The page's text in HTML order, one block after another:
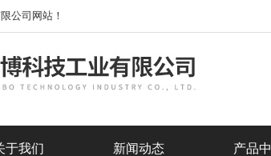
公司网站！
于我们 新闻动态 产品